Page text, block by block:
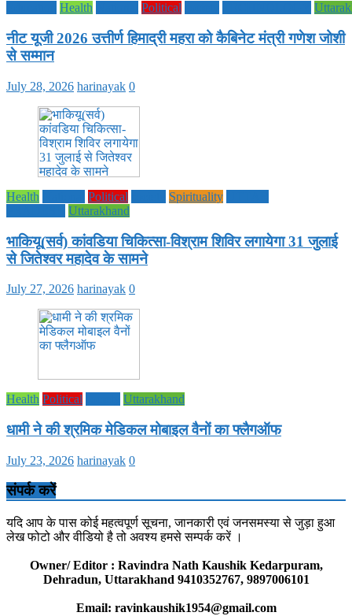
Health Political
नीट यूजी 2026 उत्तीर्ण हिमाद्री महरा को कैबिनेट मंत्री गणेश जोशी
से सम्मान
July 28, 2026 harinayak 0
Health Political Spirituality
Uttarakhand
भाकियू(सर्व) कांवडिया चिकित्सा-विश्राम शिविर लगायेगा 31 जुलाई
से जितेश्वर महादेव के सामने
July 27, 2026 harinayak 0
Health Political Uttarakhand
धामी ने की श्रमिक मेडिकल मोबाइल वैनों का फ्लैगऑफ
July 23, 2026 harinayak 0
संपर्क करें
यदि आप के पास कोई महत्वपूर्ण सूचना, जानकारी एवं जनसमस्या से जुड़ा हुआ
लेख फोटो और वीडियो है तो अवश्य हमसे सम्पर्क करें ।
Owner/ Editor : Ravindra Nath Kaushik Kedarpuram,
Dehradun, Uttarakhand 9410352767, 9897006101
Email: ravinkaushik1954@gmail.com